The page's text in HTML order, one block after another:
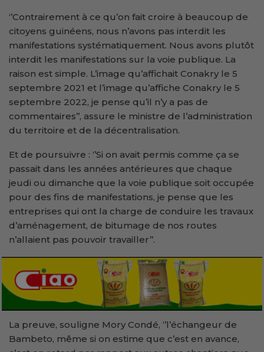
‘’Contrairement à ce qu’on fait croire à beaucoup de
citoyens guinéens, nous n’avons pas interdit les
manifestations systématiquement. Nous avons plutôt
interdit les manifestations sur la voie publique. La
raison est simple. L’image qu’affichait Conakry le 5
septembre 2021 et l’image qu’affiche Conakry le 5
septembre 2022, je pense qu’il n’y a pas de
commentaires’’, assure le ministre de l’administration
du territoire et de la décentralisation.
Et de poursuivre : ‘’Si on avait permis comme ça se
passait dans les années antérieures que chaque
jeudi ou dimanche que la voie publique soit occupée
pour des fins de manifestations, je pense que les
entreprises qui ont la charge de conduire les travaux
d’aménagement, de bitumage de nos routes
n’allaient pas pouvoir travailler’’.
La preuve, souligne Mory Condé, ‘’l’échangeur de
Bambeto, même si on estime que c’est en avance,